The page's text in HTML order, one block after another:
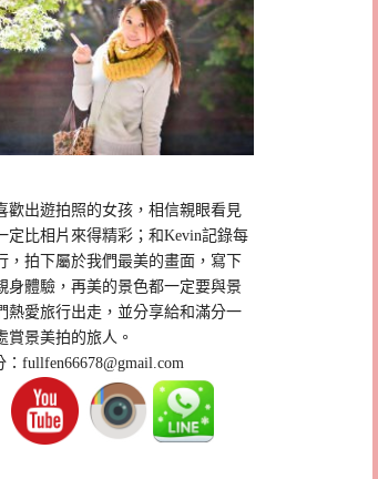
歡出遊拍照的女孩，相信親眼看見
定比相片來得精彩；和Kevin記錄每
，拍下屬於我們最美的畫面，寫下
身體驗，再美的景色都一定要與景
熱愛旅行出走，並分享給和滿分一
賞景美拍的旅人。
：fullfen66678@gmail.com